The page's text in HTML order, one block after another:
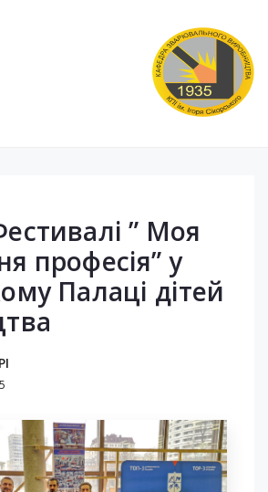
” Моя
професія” у
Палаці дітей